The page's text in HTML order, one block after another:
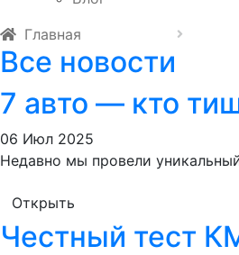
Главная
Все новости
7 авто — кто
06 Июл 2025
Недавно мы провели
Открыть
Честный тест